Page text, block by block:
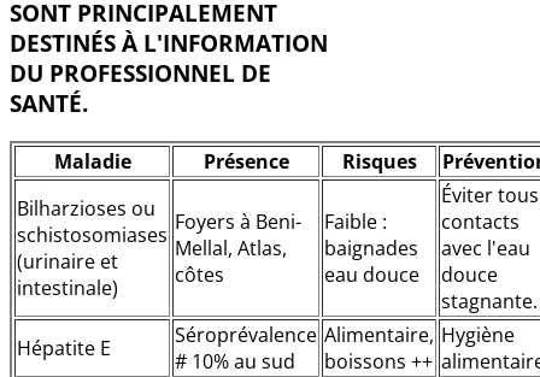
SONT PRINCIPALEMENT
DESTINÉS À L'INFORMATION
DU PROFESSIONNEL DE
SANTÉ.
Maladie Présence Risques
Bilharzioses ou
schistosomiases
(urinaire et
intestinale)
Foyers à Beni-
Mellal, Atlas,
côtes
Faible :
baignades
eau douce
Éviter tous
contacts
avec l'eau
douce
stagnante.
Hépatite E
Séroprévalence
# 10% au sud
Alimentaire,
boissons ++
Hygiène